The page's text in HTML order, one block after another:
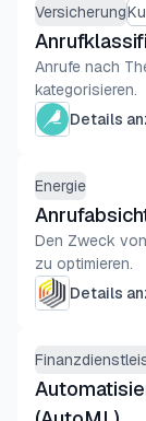
Versicherung
Anrufe nach
kategorisieren.
Details
Energie
Den Zweck
zu optimieren.
Details